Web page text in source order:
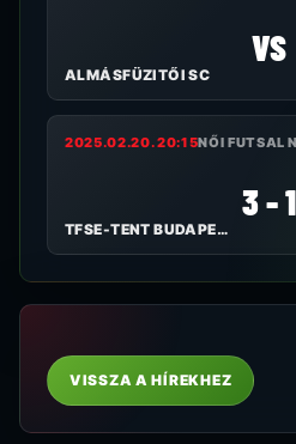
ALMÁSFÜZITŐI SC
VS
2025.02.20. 20:15NŐI FUTSAL
TFSE-TENT BUDAPEST
3 - 1
VISSZA A HÍREKHEZ